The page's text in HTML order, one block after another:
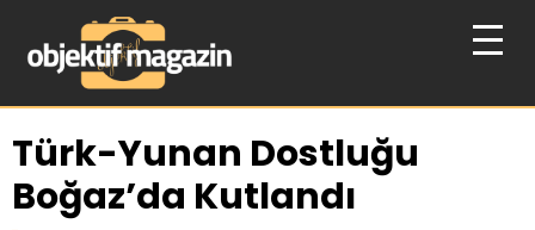
Türk-Yunan Dostluğu
Boğaz’da Kutlandı